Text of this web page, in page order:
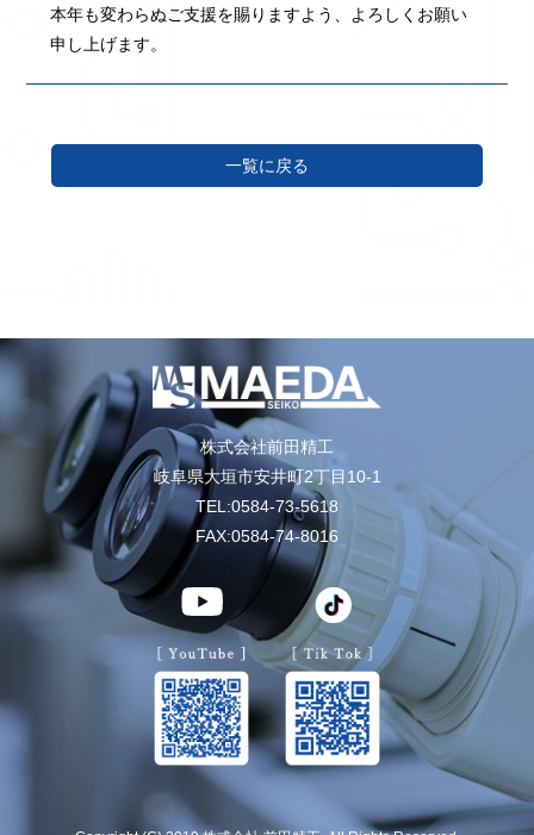
本年も変わらぬご支援を賜りますよう、よろしくお願い
申し上げます。
一覧に戻る
株式会社前田精工
岐阜県大垣市安井町2丁目10-1
TEL:0584-73-5618
FAX:0584-74-8016